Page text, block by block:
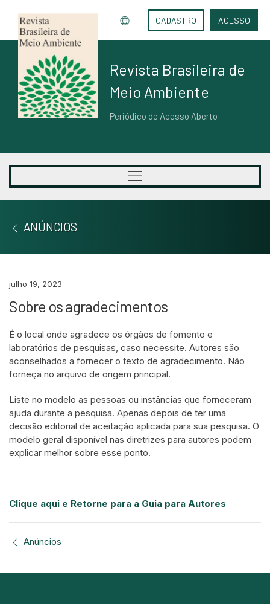
CADASTRO ACESSO
Revista Brasileira de
Meio Ambiente
Periódico de Acesso Aberto
ANÚNCIOS
julho 19, 2023
Sobre os agradecimentos
É o local onde agradece os órgãos de fomento e
laboratórios de pesquisas, caso necessite. Autores são
aconselhados a fornecer o texto de agradecimento. Não
forneça no arquivo de origem principal.
Liste no modelo as pessoas ou instâncias que forneceram
ajuda durante a pesquisa. Apenas depois de ter uma
decisão editorial de aceitação aplicada para sua pesquisa. O
modelo geral disponível nas diretrizes para autores podem
explicar melhor sobre esse ponto.
Clique aqui e Retorne para a Guia para Autores
Anúncios